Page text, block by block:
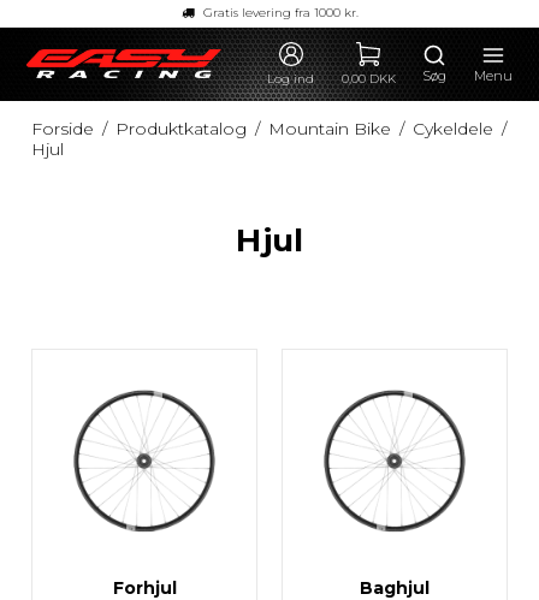
Gratis levering fra 1000 kr.
Log ind 0,00 DKK Søg Menu
Forside / Produktkatalog / Mountain Bike / Cykeldele /
Hjul
Hjul
Forhjul Baghjul